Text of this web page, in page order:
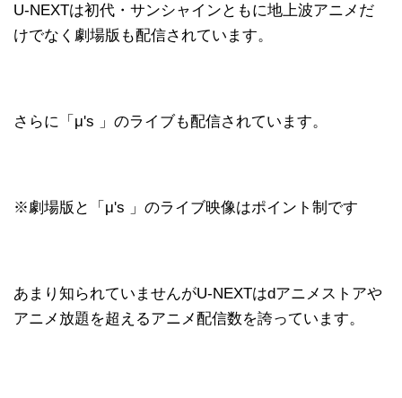
U-NEXTは初代・サンシャインともに地上波アニメだ
けでなく劇場版も配信されています。
さらに「μ's 」のライブも配信されています。
※劇場版と「μ's 」のライブ映像はポイント制です
あまり知られていませんがU-NEXTはdアニメストアや
アニメ放題を超えるアニメ配信数を誇っています。